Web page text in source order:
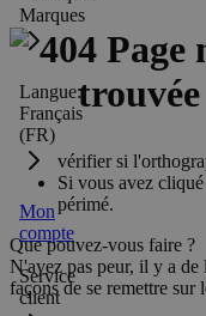
Marques
Langue:
Français
(FR)
Mon
compte
Service
client
vérifier si
Si vous avez
périmé.
Que pouvez-vous faire ?
N'ayez pas peur, il y a
façons de se remettre sur